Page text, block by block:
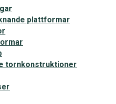
plattformar
tornkonstruktioner